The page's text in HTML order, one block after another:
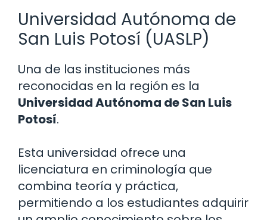
Universidad Autónoma de
San Luis Potosí (UASLP)
Una de las instituciones más
reconocidas en la región es la
Universidad Autónoma de San Luis
Potosí.
Esta universidad ofrece una
licenciatura en criminología que
combina teoría y práctica,
permitiendo a los estudiantes adquirir